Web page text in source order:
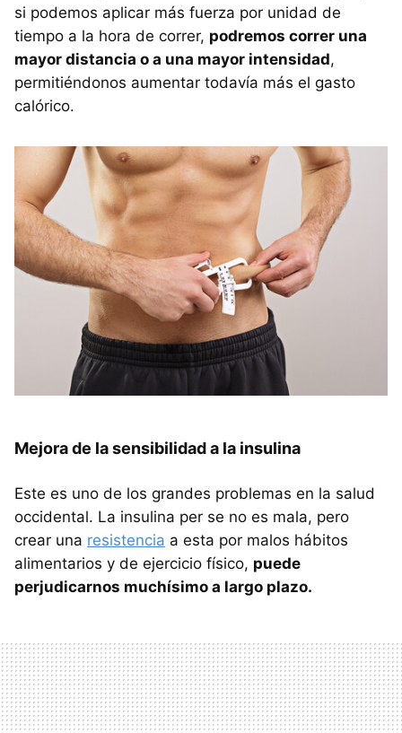
si podemos aplicar más fuerza por unidad de
tiempo a la hora de correr, podremos correr una
mayor distancia o a una mayor intensidad,
permitiéndonos aumentar todavía más el gasto
calórico.
Mejora de la sensibilidad a la insulina
Este es uno de los grandes problemas en la salud
occidental. La insulina per se no es mala, pero
crear una resistencia a esta por malos hábitos
alimentarios y de ejercicio físico, puede
perjudicarnos muchísimo a largo plazo.